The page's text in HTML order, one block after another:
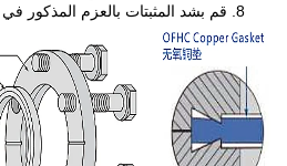
8. قم بشد المثبتات بالعزم المذكور في القائمة باستخدام النمط نفسه.